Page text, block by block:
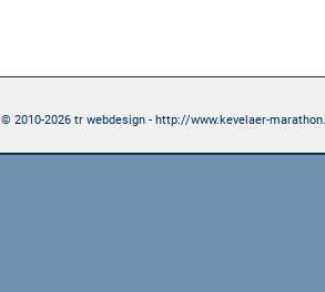
© 2010-2026 tr webdesign - http://www.kevelaer-